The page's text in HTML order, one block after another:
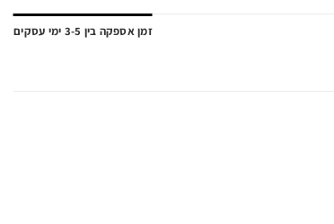
זמן אספקה בין 3-5 ימי עסקים